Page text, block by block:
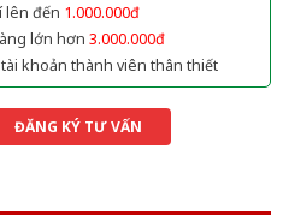
lên đến 1.000.000đ
lớn hơn 3.000.000đ
khoản thành viên thân thiết
ĐĂNG KÝ TƯ VẤN